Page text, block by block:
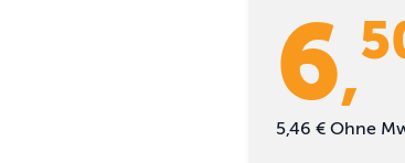
6,
5,46 € Ohne